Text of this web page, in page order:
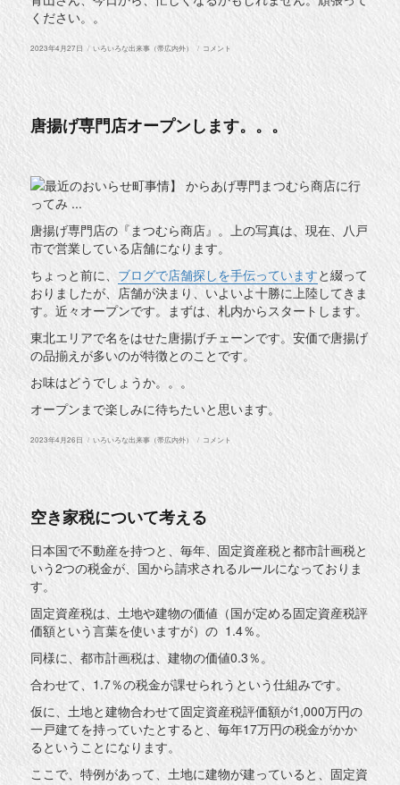
ください。。
投
2023年4月27日
カ
いろいろな出来事（帯広内外）
家
賃
に
コメント
唐揚げ専門店オープンします。。。
唐揚げ専門店の『まつむら商店』。上の写真は、現在、八戸
市で営業している店舗になります。
ちょっと前に、 ブログで店舗探しを手伝っていますと綴って
おりましたが、店舗が決まり、いよいよ十勝に上陸してきま
す。近々オープンです。まずは、札内からスタートします。
東北エリアで名をはせた唐揚げチェーンです。安価で唐揚げ
の品揃えが多いのが特徴とのことです。
お味はどうでしょうか。。。
オープンまで楽しみに待ちたいと思います。
投
日:
2023年4月26日
カ
いろいろな出来事（帯広内外）
唐
ー
し
ま
す。。。
コメント
空き家税について考える
日本国で不動産を持つと、毎年、固定資産税と都市計画税と
いう2つの税金が、国から請求されるルールになっておりま
す。
固定資産税は、土地や建物の価値（国が定める固定資産税評
価額という言葉を使いますが）の 1.4％。
同様に、都市計画税は、建物の価値0.3％。
合わせて、1.7％の税金が課せられうという仕組みです。
仮に、土地と建物合わせて固定資産税評価額が1,000万円の
一戸建てを持っていたとすると、毎年17万円の税金がかか
るということになります。
ここで、特例があって、土地に建物が建っていると、固定資